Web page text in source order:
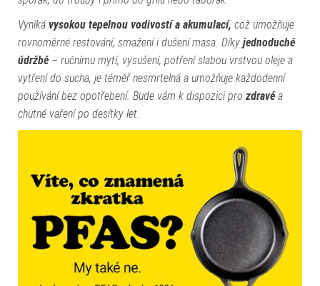
Vyniká vysokou tepelnou vodivostí a akumulací, což umožňuje
rovnoměrné restování, smažení i dušení masa. Díky jednoduché
údržbě– ručnímu mytí, vysušení, potření slabou vrstvou oleje a
vytření do sucha, je téměř nesmrtelná a umožňuje každodenní
používání bez opotřebení. Bude vám k dispozici prozdravéa
chutné vaření po desítky let.